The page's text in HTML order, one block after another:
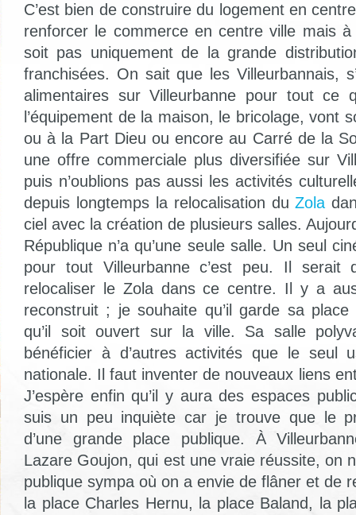
C’est bien de construire du logement en
renforcer le commerce en centre ville mais
soit pas uniquement de la grande
franchisées. On sait que les Villeurbannais,
alimentaires sur Villeurbanne pour tout ce
l’équipement de la maison, le bricolage, vont
ou à la Part Dieu ou encore au Carré de la
une offre commerciale plus diversifiée sur
puis n’oublions pas aussi les activités
depuis longtemps la relocalisation duZola
ciel avec la création de plusieurs salles.
République n’a qu’une seule salle. Un seul
pour tout Villeurbanne c’est peu. Il serait
relocaliser le Zola dans ce centre. Il y a
reconstruit ; je souhaite qu’il garde sa
qu’il soit ouvert sur la ville. Sa salle
bénéficier à d’autres activités que le seul
nationale. Il faut inventer de nouveaux liens
J’espère enfin qu’il y aura des espaces
suis un peu inquiète car je trouve que le
d’une grande place publique. À
Lazare Goujon, qui est une vraie réussite, on
publique sympa où on a envie de flâner et de
la place Charles Hernu, la place Baland, la